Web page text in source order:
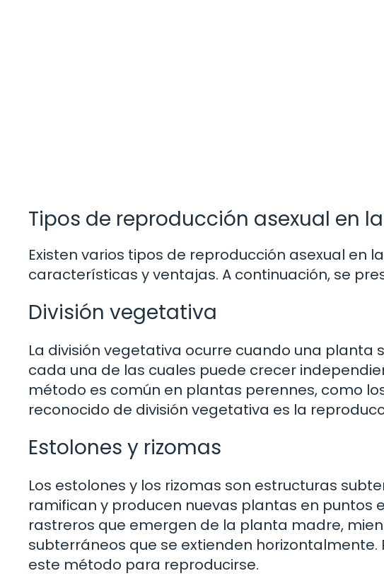
Tipos de reproducción asexual en
Existen varios tipos de reproducción asexual en
características y ventajas. A continuación, se
División vegetativa
La división vegetativa ocurre cuando una
cada una de las cuales puede crecer
método es común en plantas perennes, como
reconocido de división vegetativa es la
Estolones y rizomas
Los estolones y los rizomas son estructuras
ramifican y producen nuevas plantas en puntos
rastreros que emergen de la planta madre,
subterráneos que se extienden
este método para reproducirse.